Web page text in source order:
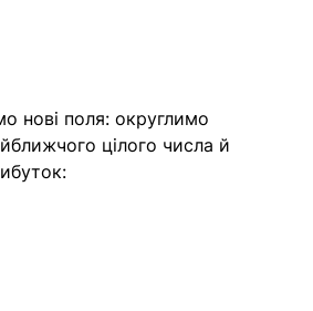
нові поля: округлимо
цілого числа й